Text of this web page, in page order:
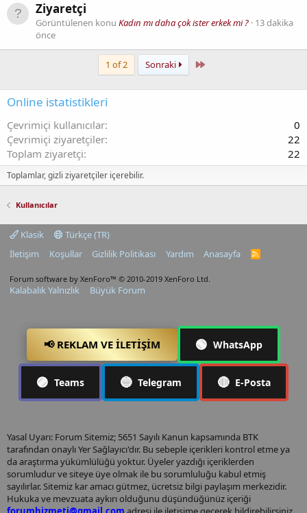
Ziyaretçi
Görüntülenen konu Kadın mı daha çok ister erkek mi ? 13 dakika
önce
1 of 2 Sonraki Last
Online istatistikleri
Çevrimiçi kullanıcılar
0
Çevrimiçi ziyaretçiler
22
Toplam ziyaretçi
22
Toplamlar, gizli ziyaretçiler içerebilir.
Kullanıcılar
Klasik
Türkçe (TR)
İletişim
Koşullar Gizlilik Politikası Yardım Anasayfa
R
Forum software by XenForo™ © 2010-2019 XenForo Ltd.
Kalabalık Yalnızlık Büyük Forum
📢 REKLAM VE İLETIŞIM 🟢 WhatsApp
🟣 Teams 🔵 Telegram 🔴 E-Posta
Yasal Uyarı: Forum Sitemiz; 5651 Sayılı Kanun kapsamında BTK
tarafından onaylı Yer Sağlayıcı'dır. Bu sebeple içerikleri kontrol etme ya
da araştırma yükümlülüğü yoktur. Üyeler yazdığı içeriklerden
sorumludur ve siteye üye olmak ile bu sorumluluğu kabul etmiş
sayılırlar. Sitemiz kar amacı gütmez, ücretsiz bilgi paylaşım merkezidir.
Hukuka ve mevzuata aykırı olduğunu düşündüğünüz içeriği